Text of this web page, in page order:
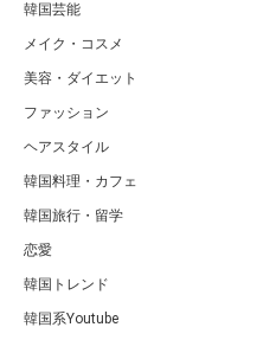
韓国芸能
メイク・コスメ
美容・ダイエット
ファッション
ヘアスタイル
韓国料理・カフェ
韓国旅行・留学
恋愛
韓国トレンド
韓国系Youtube